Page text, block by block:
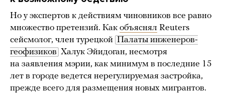
Но у экспертов к действиям чиновников все равно
множество претензий. Как объяснял Reuters
сейсмолог, член турецкой Палаты инженеров-
геофизиков Халук Эйидоган, несмотря
на заявления мэрии, как минимум в последние 15
лет в городе ведется нерегулируемая застройка,
прежде всего для размещения новых мигрантов.